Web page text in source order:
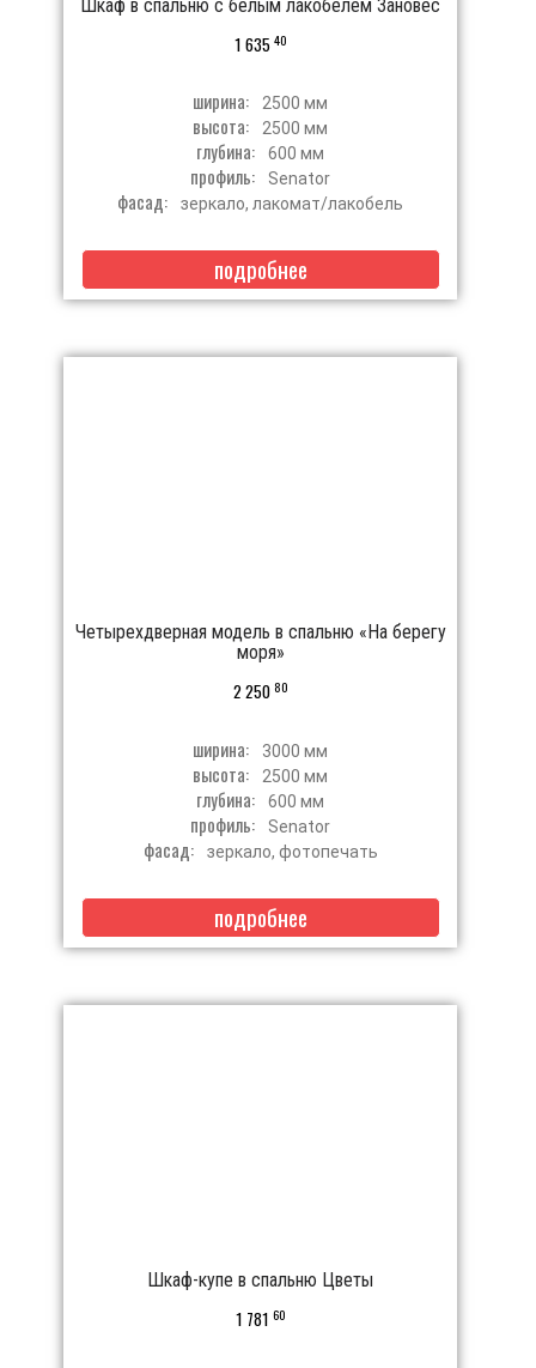
Шкаф в спальню с белым лакобелем Зановес
1 635 40
ширина: 2500 мм
высота: 2500 мм
глубина: 600 мм
профиль: Senator
фасад: зеркало, лакомат/лакобель
подробнее
Четырехдверная модель в спальню «На берегу
моря»
2 250 80
ширина: 3000 мм
высота: 2500 мм
глубина: 600 мм
профиль: Senator
фасад: зеркало, фотопечать
подробнее
Шкаф-купе в спальню Цветы
1 781 60